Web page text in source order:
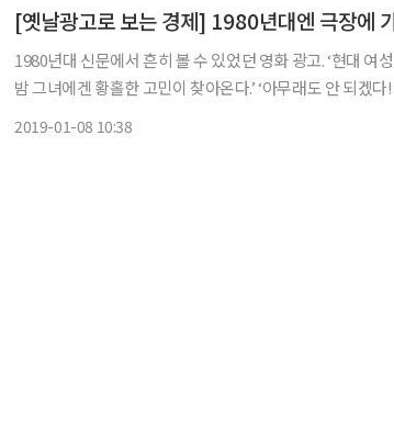
1980년대 신문에서 흔히 볼 수 있었던 영화 광고. ‘현대 여성의 性생활 이대로 좋은가?’ ‘매일
밤 그녀에겐 황홀한 고민이 찾아온다.’ ‘아무래도 안 되겠다!
2019-01-08 10:38